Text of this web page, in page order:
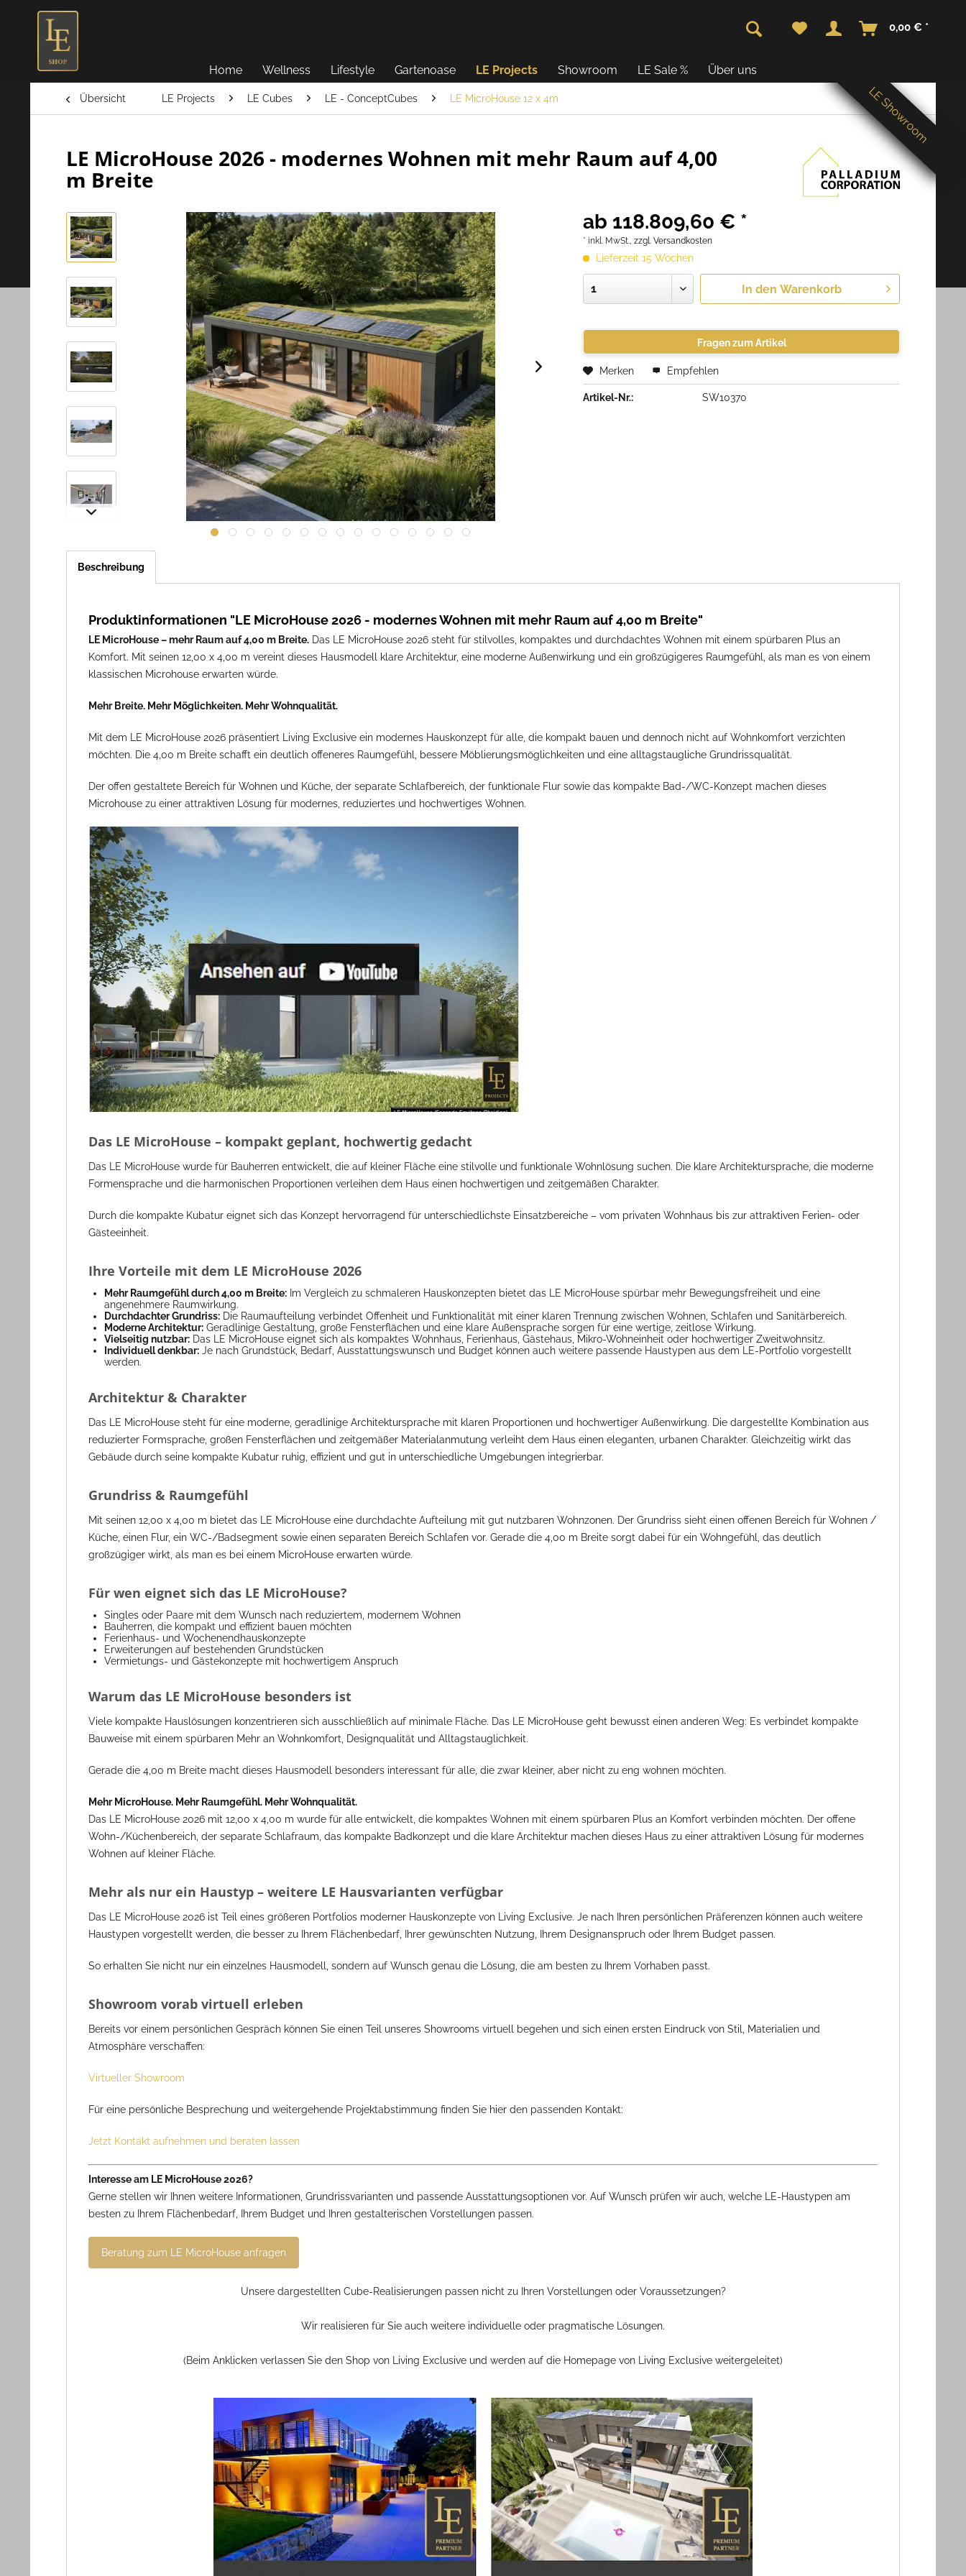
LE Showroom
0,00 € *
Home Wellness Lifestyle Gartenoase LE Projects Showroom LE Sale % Über uns
Übersicht LE Projects LE Cubes LE - ConceptCubes LE MicroHouse 12 x 4m
LE MicroHouse 2026 - modernes Wohnen mit mehr Raum auf 4,00
m Breite
ab 118.809,60 € *
* inkl. MwSt.,zzgl. Versandkosten
Lieferzeit 15 Wochen
In den Warenkorb
Fragen zum Artikel
Merken Empfehlen
Artikel-Nr.: SW10370
Beschreibung
Produktinformationen "LE MicroHouse 2026 - modernes Wohnen mit mehr Raum auf 4,00 m Breite"
LE MicroHouse – mehr Raum auf 4,00 m Breite. Das LE MicroHouse 2026 steht für stilvolles, kompaktes und durchdachtes Wohnen mit einem spürbaren Plus an
Komfort. Mit seinen 12,00 x 4,00 m vereint dieses Hausmodell klare Architektur, eine moderne Außenwirkung und ein großzügigeres Raumgefühl, als man es von einem
klassischen Microhouse erwarten würde.
Mehr Breite. Mehr Möglichkeiten. Mehr Wohnqualität.
Mit dem LE MicroHouse 2026 präsentiert Living Exclusive ein modernes Hauskonzept für alle, die kompakt bauen und dennoch nicht auf Wohnkomfort verzichten
möchten. Die 4,00 m Breite schafft ein deutlich offeneres Raumgefühl, bessere Möblierungsmöglichkeiten und eine alltagstaugliche Grundrissqualität.
Der offen gestaltete Bereich für Wohnen und Küche, der separate Schlafbereich, der funktionale Flur sowie das kompakte Bad-/WC-Konzept machen dieses
Microhouse zu einer attraktiven Lösung für modernes, reduziertes und hochwertiges Wohnen.
Das LE MicroHouse – kompakt geplant, hochwertig gedacht
Das LE MicroHouse wurde für Bauherren entwickelt, die auf kleiner Fläche eine stilvolle und funktionale Wohnlösung suchen. Die klare Architektursprache, die moderne
Formensprache und die harmonischen Proportionen verleihen dem Haus einen hochwertigen und zeitgemäßen Charakter.
Durch die kompakte Kubatur eignet sich das Konzept hervorragend für unterschiedlichste Einsatzbereiche – vom privaten Wohnhaus bis zur attraktiven Ferien- oder
Gästeeinheit.
Ihre Vorteile mit dem LE MicroHouse 2026
Mehr Raumgefühl durch 4,00 m Breite: Im Vergleich zu schmaleren Hauskonzepten bietet das LE MicroHouse spürbar mehr Bewegungsfreiheit und eine
angenehmere Raumwirkung.
Durchdachter Grundriss: Die Raumaufteilung verbindet Offenheit und Funktionalität mit einer klaren Trennung zwischen Wohnen, Schlafen und Sanitärbereich.
Moderne Architektur: Geradlinige Gestaltung, große Fensterflächen und eine klare Außensprache sorgen für eine wertige, zeitlose Wirkung.
Vielseitig nutzbar: Das LE MicroHouse eignet sich als kompaktes Wohnhaus, Ferienhaus, Gästehaus, Mikro-Wohneinheit oder hochwertiger Zweitwohnsitz.
Individuell denkbar: Je nach Grundstück, Bedarf, Ausstattungswunsch und Budget können auch weitere passende Haustypen aus dem LE-Portfolio vorgestellt
werden.
Architektur & Charakter
Das LE MicroHouse steht für eine moderne, geradlinige Architektursprache mit klaren Proportionen und hochwertiger Außenwirkung. Die dargestellte Kombination aus
reduzierter Formsprache, großen Fensterflächen und zeitgemäßer Materialanmutung verleiht dem Haus einen eleganten, urbanen Charakter. Gleichzeitig wirkt das
Gebäude durch seine kompakte Kubatur ruhig, effizient und gut in unterschiedliche Umgebungen integrierbar.
Grundriss & Raumgefühl
Mit seinen 12,00 x 4,00 m bietet das LE MicroHouse eine durchdachte Aufteilung mit gut nutzbaren Wohnzonen. Der Grundriss sieht einen offenen Bereich für Wohnen /
Küche, einen Flur, ein WC-/Badsegment sowie einen separaten Bereich Schlafen vor. Gerade die 4,00 m Breite sorgt dabei für ein Wohngefühl, das deutlich
großzügiger wirkt, als man es bei einem MicroHouse erwarten würde.
Für wen eignet sich das LE MicroHouse?
Singles oder Paare mit dem Wunsch nach reduziertem, modernem Wohnen
Bauherren, die kompakt und effizient bauen möchten
Ferienhaus- und Wochenendhauskonzepte
Erweiterungen auf bestehenden Grundstücken
Vermietungs- und Gästekonzepte mit hochwertigem Anspruch
Warum das LE MicroHouse besonders ist
Viele kompakte Hauslösungen konzentrieren sich ausschließlich auf minimale Fläche. Das LE MicroHouse geht bewusst einen anderen Weg: Es verbindet kompakte
Bauweise mit einem spürbaren Mehr an Wohnkomfort, Designqualität und Alltagstauglichkeit.
Gerade die 4,00 m Breite macht dieses Hausmodell besonders interessant für alle, die zwar kleiner, aber nicht zu eng wohnen möchten.
Mehr MicroHouse. Mehr Raumgefühl. Mehr Wohnqualität.
Das LE MicroHouse 2026 mit 12,00 x 4,00 m wurde für alle entwickelt, die kompaktes Wohnen mit einem spürbaren Plus an Komfort verbinden möchten. Der offene
Wohn-/Küchenbereich, der separate Schlafraum, das kompakte Badkonzept und die klare Architektur machen dieses Haus zu einer attraktiven Lösung für modernes
Wohnen auf kleiner Fläche.
Mehr als nur ein Haustyp – weitere LE Hausvarianten verfügbar
Das LE MicroHouse 2026 ist Teil eines größeren Portfolios moderner Hauskonzepte von Living Exclusive. Je nach Ihren persönlichen Präferenzen können auch weitere
Haustypen vorgestellt werden, die besser zu Ihrem Flächenbedarf, Ihrer gewünschten Nutzung, Ihrem Designanspruch oder Ihrem Budget passen.
So erhalten Sie nicht nur ein einzelnes Hausmodell, sondern auf Wunsch genau die Lösung, die am besten zu Ihrem Vorhaben passt.
Showroom vorab virtuell erleben
Bereits vor einem persönlichen Gespräch können Sie einen Teil unseres Showrooms virtuell begehen und sich einen ersten Eindruck von Stil, Materialien und
Atmosphäre verschaffen:
Virtueller Showroom
Für eine persönliche Besprechung und weitergehende Projektabstimmung finden Sie hier den passenden Kontakt:
Jetzt Kontakt aufnehmen und beraten lassen
Interesse am LE MicroHouse 2026?
Gerne stellen wir Ihnen weitere Informationen, Grundrissvarianten und passende Ausstattungsoptionen vor. Auf Wunsch prüfen wir auch, welche LE-Haustypen am
besten zu Ihrem Flächenbedarf, Ihrem Budget und Ihren gestalterischen Vorstellungen passen.
Beratung zum LE MicroHouse anfragen
Unsere dargestellten Cube-Realisierungen passen nicht zu Ihren Vorstellungen oder Voraussetzungen?
Wir realisieren für Sie auch weitere individuelle oder pragmatische Lösungen.
(Beim Anklicken verlassen Sie den Shop von Living Exclusive und werden auf die Homepage von Living Exclusive weitergeleitet)